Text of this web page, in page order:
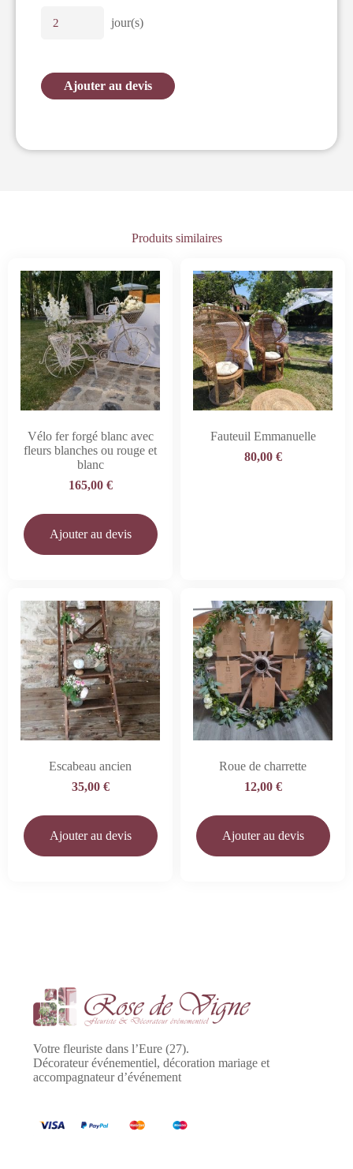
jour(s)
Ajouter au devis
Produits similaires
Vélo fer forgé blanc avec
fleurs blanches ou rouge et
blanc
165,00 €
Ajouter au devis
Fauteuil Emmanuelle
80,00 €
Escabeau ancien
35,00 €
Ajouter au devis
Roue de charrette
12,00 €
Ajouter au devis
Votre fleuriste dans l’Eure (27).
Décorateur événementiel, décoration mariage et
accompagnateur d’événement